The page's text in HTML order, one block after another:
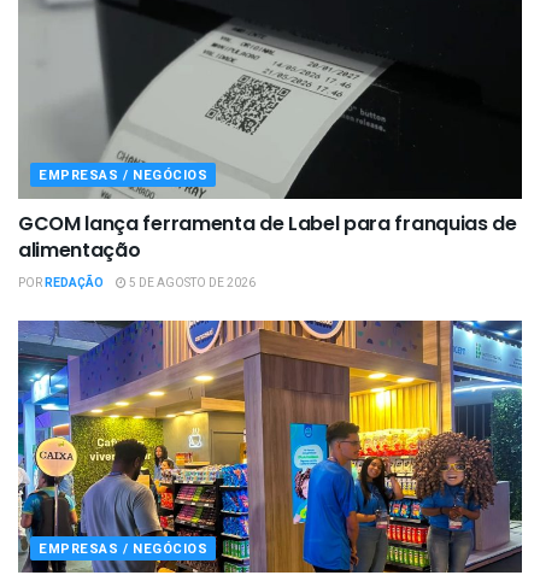
EMPRESAS / NEGÓCIOS
GCOM lança ferramenta de Label para franquias de
alimentação
PORREDAÇÃO 5 DE AGOSTO DE 2026
EMPRESAS / NEGÓCIOS